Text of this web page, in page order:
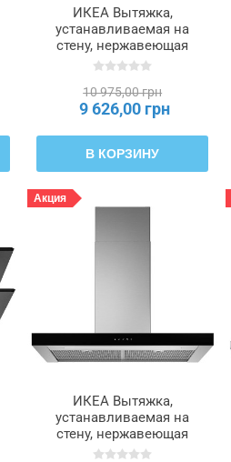
ИКЕА Вытяжка,
устанавливаемая на
стену, нержавеющая
сталь, 60 см
МАТЭЛСКАРЕ,
903.688.00
10 975,00 грн
9 626,00 грн
В КОРЗИНУ
Акция
ИКЕА Вытяжка,
устанавливаемая на
стену, нержавеющая
сталь, стекло, 90 см